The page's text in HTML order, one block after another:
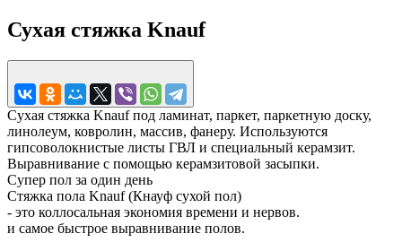
Сухая стяжка Knauf
Сухая стяжка Knauf под ламинат, паркет, паркетную доску,
линолеум, ковролин, массив, фанеру. Используются
гипсоволокнистые листы ГВЛ и специальный керамзит.
Выравнивание с помощью керамзитовой засыпки.
Супер пол за один день
Стяжка пола Knauf (Кнауф сухой пол)
- это коллосальная экономия времени и нервов.
и самое быстрое выравнивание полов.